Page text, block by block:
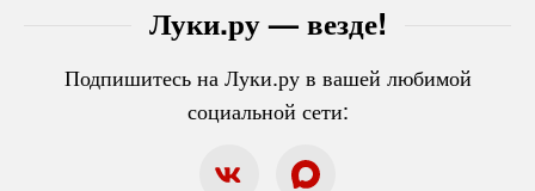
Луки.ру — везде!
Подпишитесь на Луки.ру в вашей любимой
социальной сети: